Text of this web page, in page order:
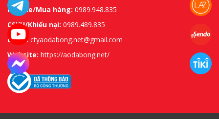
Hotline/Mua hàng: 0989.948.835
CSKH/Khiếu nại: 0989.489.835
Email:ctyaodabong.net@gmail.com
Website: https://aodabong.net/